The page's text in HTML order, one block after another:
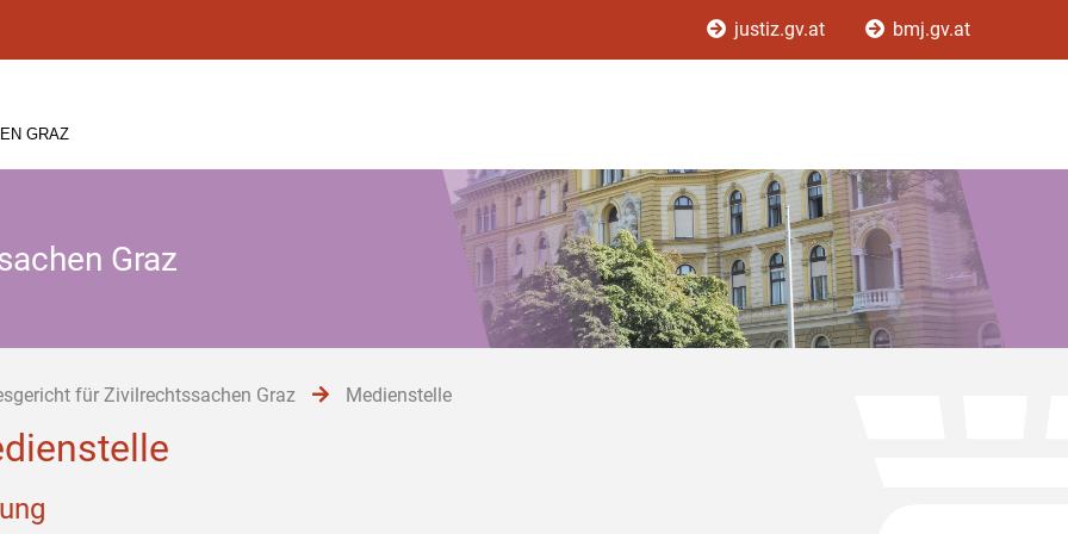
justiz.gv.at bmj.gv.at
GRAZ
Graz
für Zivilrechtssachen Graz Medienstelle